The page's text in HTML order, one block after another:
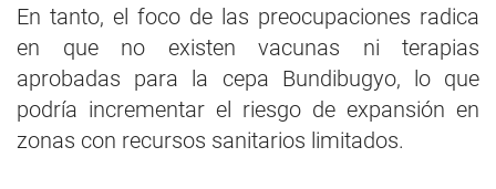
En tanto, el foco de las preocupaciones radica
en que no existen vacunas ni terapias
aprobadas para la cepa Bundibugyo, lo que
podría incrementar el riesgo de expansión en
zonas con recursos sanitarios limitados.